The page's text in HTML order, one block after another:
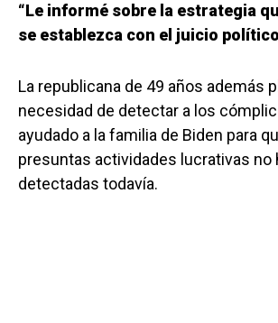
“Le informé sobre la estrategia
se establezca con el juicio
La republicana de 49 años además
necesidad de detectar a los
ayudado a la familia de Biden para
presuntas actividades lucrativas no
detectadas todavía.